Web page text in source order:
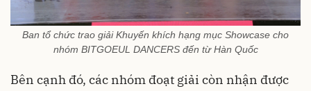
Ban tổ chức trao giải Khuyến khích hạng mục Showcase cho
nhóm BITGOEUL DANCERS đến từ Hàn Quốc
Bên cạnh đó, các nhóm đoạt giải còn nhận được